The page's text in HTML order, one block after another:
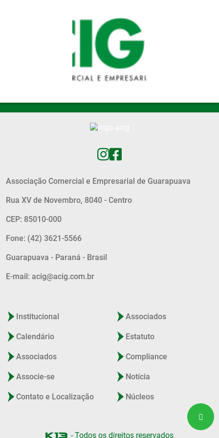
Associação Comercial e Empresarial de Guarapuava
Rua XV de Novembro, 8040 - Centro
CEP: 85010-000
Fone: (42) 3621-5566
Guarapuava - Paraná - Brasil
E-mail: acig@acig.com.br
Institucional
Calendário
Associados
Associe-se
Contato e Localização
Associados
Estatuto
Compliance
Notícia
Núcleos
- Todos os direitos reservados